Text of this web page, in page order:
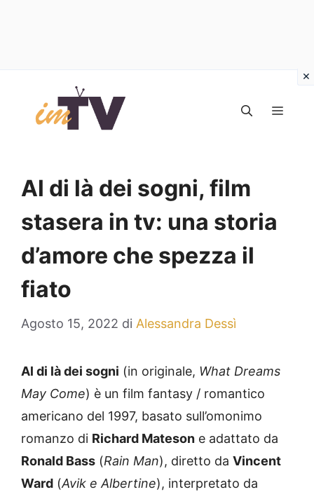
contenuto
Al di là dei sogni, film
stasera in tv: una storia
d’amore che spezza il
fiato
Agosto 15, 2022 di Alessandra Dessì
Al di là dei sogni (in originale, What Dreams
May Come) è un film fantasy / romantico
americano del 1997, basato sull’omonimo
romanzo di Richard Mateson e adattato da
Ronald Bass (Rain Man), diretto da Vincent
Ward (Avik e Albertine), interpretato da